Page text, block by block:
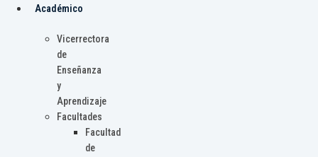
Académico
Vicerrectora
de
Enseñanza
y
Aprendizaje
Facultades
Facultad
de